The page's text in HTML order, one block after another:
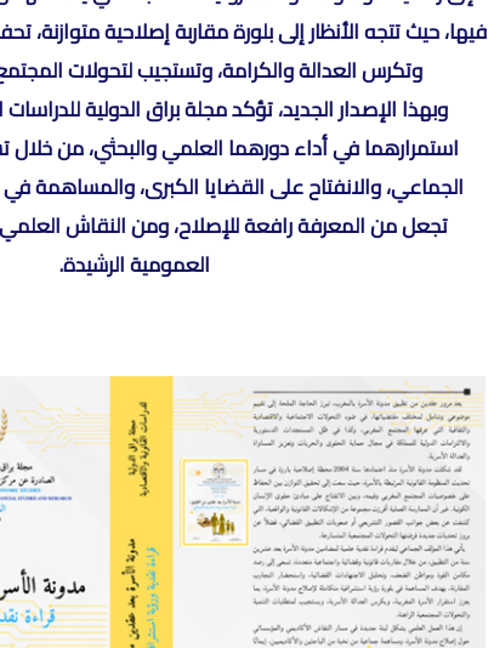
فيها، حيث تتجه الأنظار إلى بلورة مقاربة إصلاحية متوازنة،
وتكرس العدالة والكرامة، وتستجيب لتحولات
وبهذا الإصدار الجديد، تؤكد مجلة براق الدولية للدراسات
استمرارهما في أداء دورهما العلمي والبحثي، من خلال
الجماعي، والانفتاح على القضايا الكبرى، والمساهمة
تجعل من المعرفة رافعة للإصلاح، ومن النقاش العلمي
العمومية الرشيدة.